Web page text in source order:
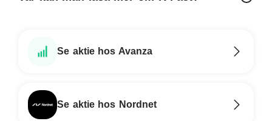
Se aktie hos Avanza
Se aktie hos Nordnet